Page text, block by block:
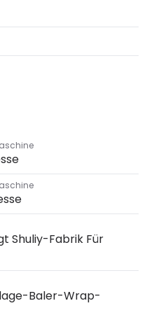
Shuliy-Fabrik Für
Baler-Wrap-